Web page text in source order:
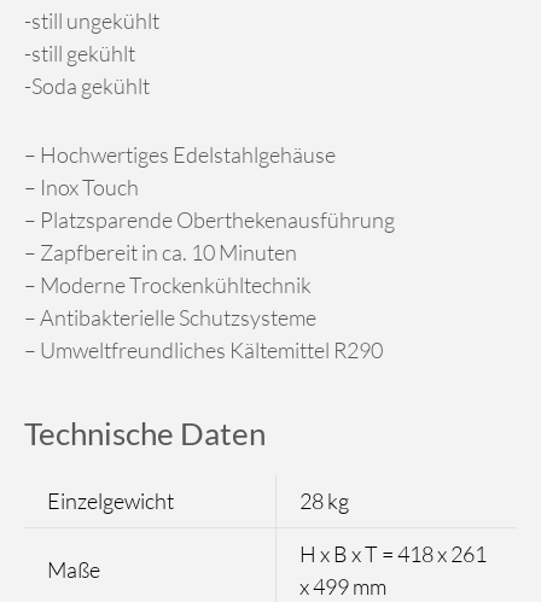
-still ungekühlt
-still gekühlt
-Soda gekühlt
– Hochwertiges Edelstahlgehäuse
– Inox Touch
– Platzsparende Oberthekenausführung
– Zapfbereit in ca. 10 Minuten
– Moderne Trockenkühltechnik
– Antibakterielle Schutzsysteme
– Umweltfreundliches Kältemittel R290
Technische Daten
Einzelgewicht 28 kg
Maße
H x B x T = 418 x 261
x 499 mm